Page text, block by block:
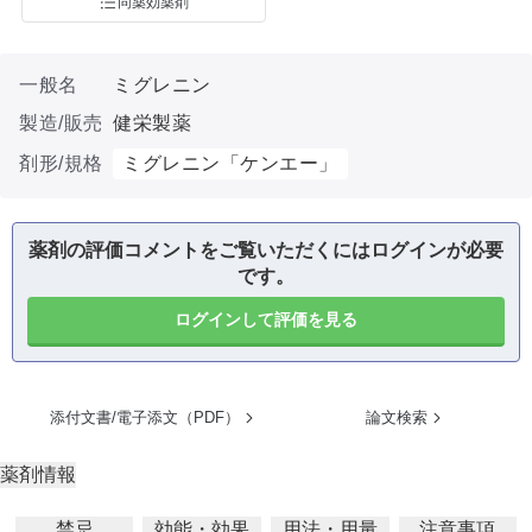
一般名
ミグレニン
製造/販売 健栄製薬
剤形/規格
ミグレニン「ケンエー」
薬剤の評価コメントをご覧いただくにはログインが必要
です。
ログインして評価を見る
添付文書/電子添文（PDF） 論文検索
薬剤情報